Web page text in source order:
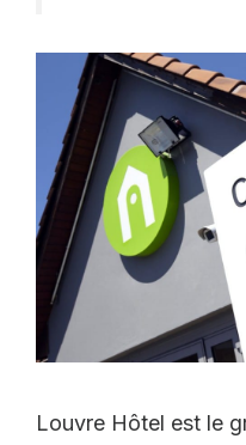
Louvre Hôtel est le